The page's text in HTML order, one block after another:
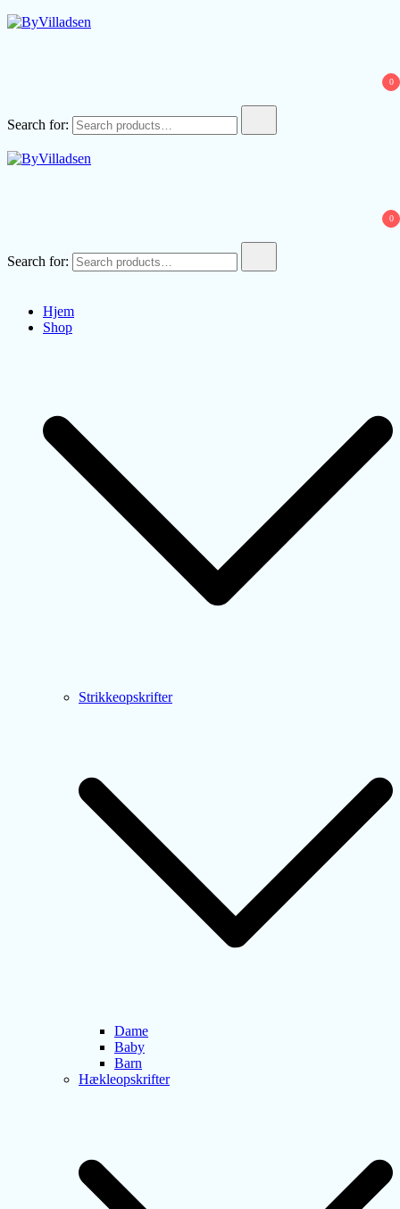
0
Search for:
0
Search for:
Hjem
Shop
Strikkeopskrifter
Dame
Baby
Barn
Hækleopskrifter